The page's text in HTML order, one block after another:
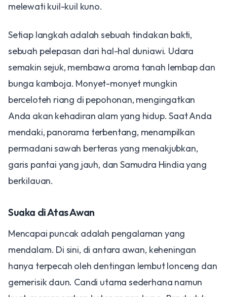
melewati kuil-kuil kuno.
Setiap langkah adalah sebuah tindakan bakti,
sebuah pelepasan dari hal-hal duniawi. Udara
semakin sejuk, membawa aroma tanah lembap dan
bunga kamboja. Monyet-monyet mungkin
berceloteh riang di pepohonan, mengingatkan
Anda akan kehadiran alam yang hidup. Saat Anda
mendaki, panorama terbentang, menampilkan
permadani sawah berteras yang menakjubkan,
garis pantai yang jauh, dan Samudra Hindia yang
berkilauan.
Suaka di Atas Awan
Mencapai puncak adalah pengalaman yang
mendalam. Di sini, di antara awan, keheningan
hanya terpecah oleh dentingan lembut lonceng dan
gemerisik daun. Candi utama sederhana namun